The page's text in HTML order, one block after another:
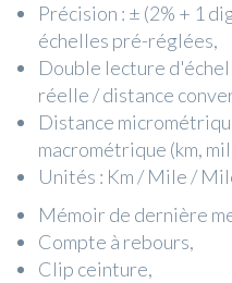
Précision : ± (2% + 1
échelles pré-réglées,
Double lecture
réelle / distance
Distance
macrométrique (km,
Unités : Km / Mile /
Mémoir de dernière
Compte à rebours,
Clip ceinture,